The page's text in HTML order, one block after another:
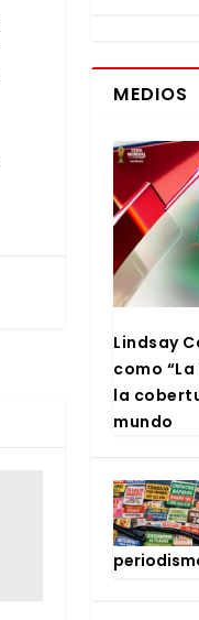
MEDIOS
Lind­say
como
la
mun­do